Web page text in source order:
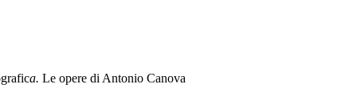
a. Le opere di Antonio Canova